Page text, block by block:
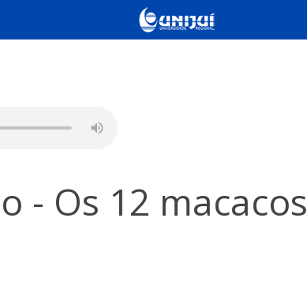
- Os 12 macacos